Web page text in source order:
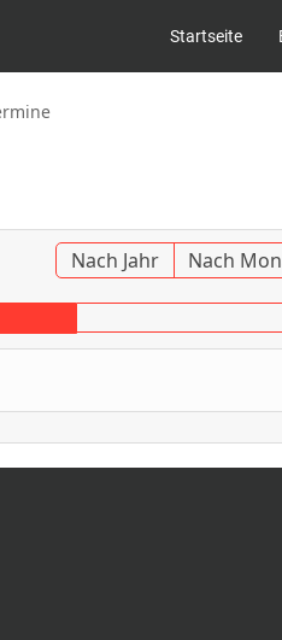
Startseite
Nach Jahr Nach